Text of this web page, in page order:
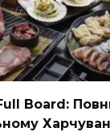
Board: